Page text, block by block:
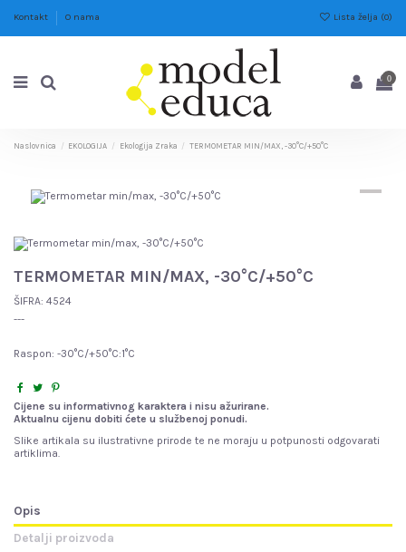
Kontakt O nama Lista želja (0)
0
Naslovnica EKOLOGIJA Ekologija Zraka TERMOMETAR MIN/MAX, -30°C/+50°C
TERMOMETAR MIN/MAX, -30°C/+50°C
ŠIFRA: 4524
---
Raspon: -30°C/+50°C:1°C
Cijene su informativnog karaktera i nisu ažurirane.
Aktualnu cijenu dobiti ćete u službenoj ponudi.
Slike artikala su ilustrativne prirode te ne moraju u potpunosti odgovarati
artiklima.
Opis
Detalji proizvoda